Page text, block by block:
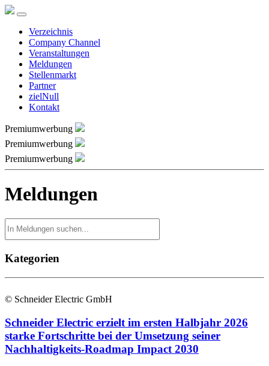
Verzeichnis
Company Channel
Veranstaltungen
Meldungen
Stellenmarkt
Partner
zielNull
Kontakt
Premiumwerbung
Premiumwerbung
Premiumwerbung
Meldungen
Kategorien
© Schneider Electric GmbH
Schneider Electric erzielt im ersten Halbjahr 2026
starke Fortschritte bei der Umsetzung seiner
Nachhaltigkeits-Roadmap Impact 2030